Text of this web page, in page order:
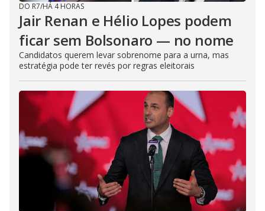
DO R7/HÁ 4 HORAS
Jair Renan e Hélio Lopes podem
ficar sem Bolsonaro — no nome
Candidatos querem levar sobrenome para a urna, mas
estratégia pode ter revés por regras eleitorais